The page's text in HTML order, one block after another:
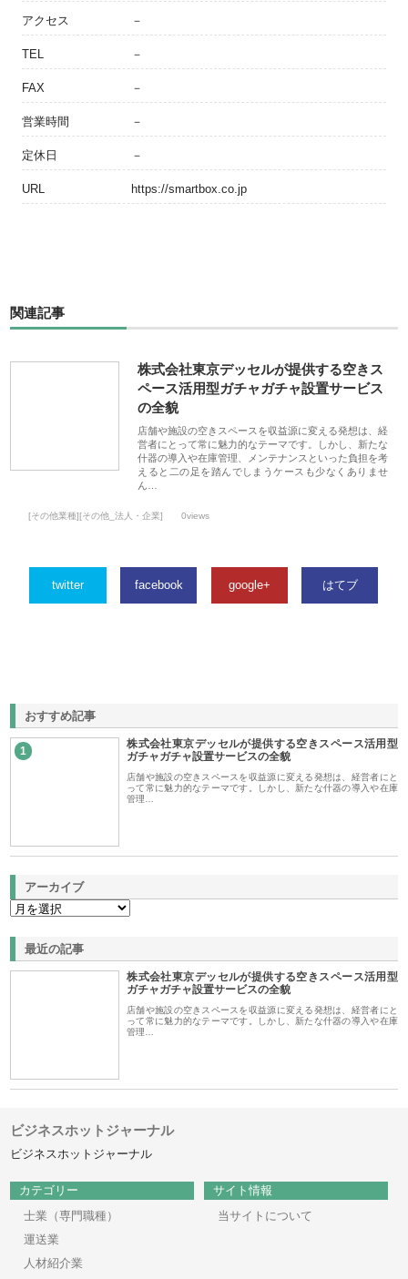
アクセス －
TEL －
FAX －
営業時間 －
定休日 －
URL https://smartbox.co.jp
関連記事
株式会社東京デッセルが提供する空きス
ペース活用型ガチャガチャ設置サービス
の全貌
店舗や施設の空きスペースを収益源に変える発想は、経
営者にとって常に魅力的なテーマです。しかし、新たな
什器の導入や在庫管理、メンテナンスといった負担を考
えると二の足を踏んでしまうケースも少なくありませ
ん…
[その他業種][その他_法人・企業] 0views
twitter facebook google+ はてブ
おすすめ記事
1
株式会社東京デッセルが提供する空きスペース活用型
ガチャガチャ設置サービスの全貌
店舗や施設の空きスペースを収益源に変える発想は、経営者にと
って常に魅力的なテーマです。しかし、新たな什器の導入や在庫
管理…
アーカイブ
最近の記事
株式会社東京デッセルが提供する空きスペース活用型
ガチャガチャ設置サービスの全貌
店舗や施設の空きスペースを収益源に変える発想は、経営者にと
って常に魅力的なテーマです。しかし、新たな什器の導入や在庫
管理…
ビジネスホットジャーナル
ビジネスホットジャーナル
カテゴリー
士業（専門職種）
運送業
人材紹介業
サイト情報
当サイトについて